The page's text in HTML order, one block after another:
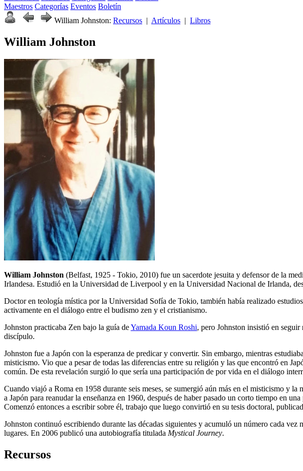
Maestros Categorías Eventos Boletín
William Johnston: Recursos | Artículos | Libros
William Johnston
William Johnston (Belfast, 1925 - Tokio, 2010) fue un sacerdote jesuita y defensor de la
Irlandesa. Estudió en la Universidad de Liverpool y en la Universidad Nacional de Irlanda,
Doctor en teología mística por la Universidad Sofía de Tokio, también había realizado
activamente en el diálogo entre el budismo zen y el cristianismo.
Johnston practicaba Zen bajo la guía deYamada Koun Roshi, pero Johnston insistió en
discípulo.
Johnston fue a Japón con la esperanza de predicar y convertir. Sin embargo, mientras
misticismo. Vio que a pesar de todas las diferencias entre su religión y las que encontró en
común. De esta revelación surgió lo que sería una participación de por vida en el diálogo
Cuando viajó a Roma en 1958 durante seis meses, se sumergió aún más en el misticismo y
a Japón para reanudar la enseñanza en 1960, después de haber pasado un corto tiempo en
Comenzó entonces a escribir sobre él, trabajo que luego convirtió en su tesis doctoral,
Johnston continuó escribiendo durante las décadas siguientes y acumuló un número cada
lugares. En 2006 publicó una autobiografía titulada Mystical Journey.
Recursos